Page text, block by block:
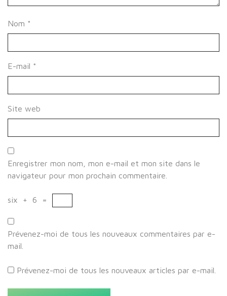
Nom *
E-mail *
Site web
Enregistrer mon nom, mon e-mail et mon site dans le
navigateur pour mon prochain commentaire.
six + 6 =
Prévenez-moi de tous les nouveaux commentaires par e-
mail.
Prévenez-moi de tous les nouveaux articles par e-mail.